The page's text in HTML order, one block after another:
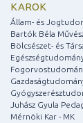
KAROK
Állam- és
Bartók Béla
Bölcsészet- és
Juhász Gyula
Mérnöki Kar - MK